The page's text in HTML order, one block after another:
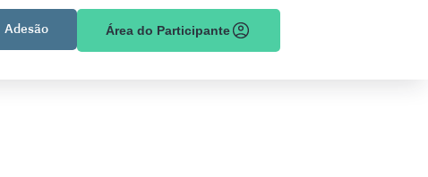
Adesão Área do Participante